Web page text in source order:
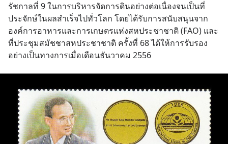
รัชกาลที่ 9 ในการบริหารจัดการดินอย่างต่อเนื่องจนเป็นที่
ประจักษ์ในผลสำเร็จไปทั่วโลก โดยได้รับการสนับสนุนจาก
องค์การอาหารและการเกษตรแห่งสหประชาชาติ (FAO) และ
ที่ประชุมสมัชชาสหประชาชาติ ครั้งที่ 68 ได้ให้การรับรอง
อย่างเป็นทางการเมื่อเดือนธันวาคม 2556